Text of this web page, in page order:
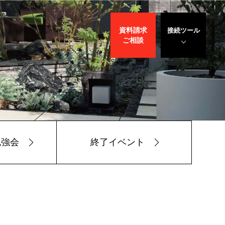
接続ツール
遠隔サポート
サリバン先生
WEBデモ
サポート
資料請求
ご相談
会 終了イベント